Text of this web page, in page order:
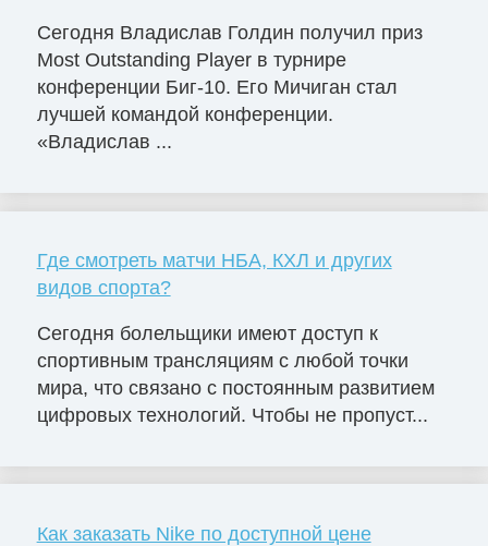
Сегодня Владислав Голдин получил приз
Most Outstanding Player в турнире
конференции Биг-10. Его Мичиган стал
лучшей командой конференции.
«Владислав ...
Где смотреть матчи НБА, КХЛ и других
видов спорта?
Сегодня болельщики имеют доступ к
спортивным трансляциям с любой точки
мира, что связано с постоянным развитием
цифровых технологий. Чтобы не пропуст...
Как заказать Nike по доступной цене